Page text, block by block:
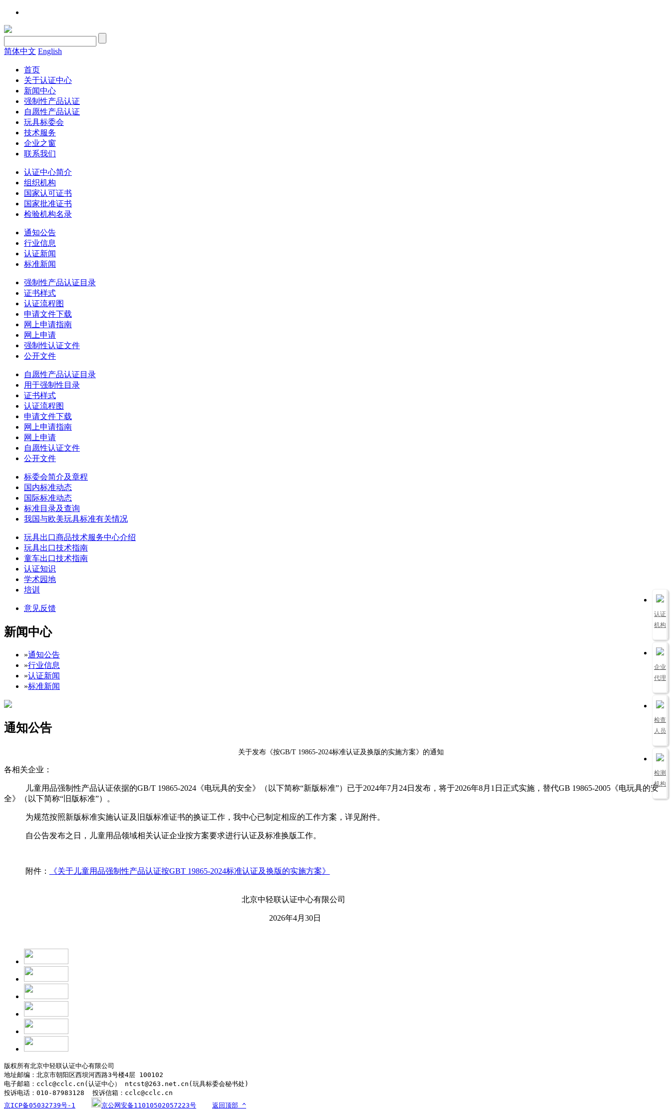
简体中文 English
首页
关于认证中心
新闻中心
强制性产品认证
自愿性产品认证
玩具标委会
技术服务
企业之窗
联系我们
认证中心简介
组织机构
国家认可证书
国家批准证书
检验机构名录
通知公告
行业信息
认证新闻
标准新闻
强制性产品认证目录
证书样式
认证流程图
申请文件下载
网上申请指南
网上申请
强制性认证文件
公开文件
自愿性产品认证目录
用于强制性目录
证书样式
认证流程图
申请文件下载
网上申请指南
网上申请
自愿性认证文件
公开文件
标委会简介及章程
国内标准动态
国际标准动态
标准目录及查询
我国与欧美玩具标准有关情况
玩具出口商品技术服务中心介绍
玩具出口技术指南
童车出口技术指南
认证知识
学术园地
培训
意见反馈
新闻中心
»通知公告
»行业信息
»认证新闻
»标准新闻
通知公告
关于发布《按GB/T 19865-2024标准认证及换版的实施方案》的通知
各相关企业：
儿童用品强制性产品认证依据的GB/T 19865-2024《电玩具的安全》（以下简称“新版标准”）已于2024年7月 24日发布，将于2026年8月 1 日正式实施，替代GB 19865-2005《电玩具的安
全》（以下简称“旧版标准”）。
为规范按照新版标准实施认证及旧版标准证书的换证工作，我中心已制定相应的工作方案，详见附件。
自公告发布之日，儿童用品领域相关认证企业按方案要求进行认证及标准换版工作。
附件： 《关于儿童用品强制性产品认证按GBT 19865-2024标准认证及换版的实施方案》
北京中轻联认证中心有限公司
2026年4月 30日
认证
机构
企业
代理
检查
人员
检测
机构
版权所有北京中轻联认证中心有限公司
地址邮编：北京市朝阳区西坝河西路3号楼4层 100102
电子邮箱：cclc@cclc.cn(认证中心） ntcst@263.net.cn(玩具标委会秘书处)
京ICP备05032739号-1
京公网安备11010502057223号 返回顶部 ^